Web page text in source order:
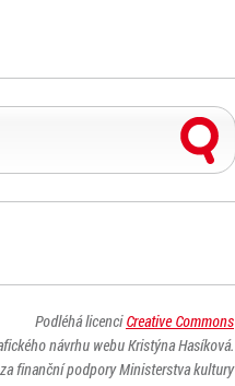
Podléhá licenciCreative Commons
návrhu webu Kristýna Hasíková.
finanční podpory Ministerstva kultury